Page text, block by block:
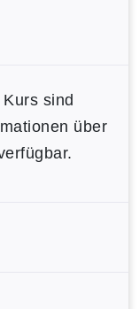
sind
über